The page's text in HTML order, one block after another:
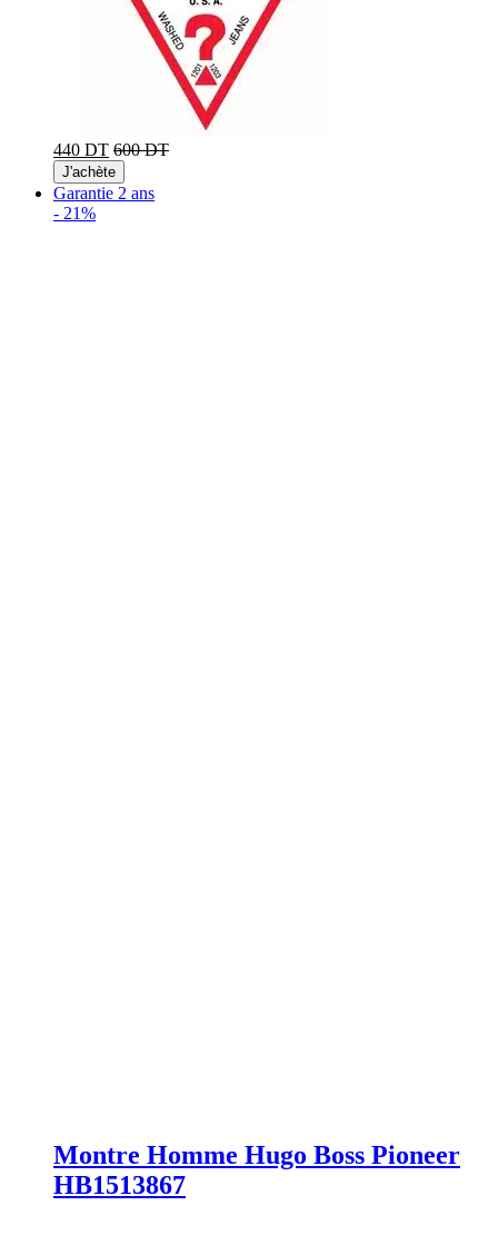
440 DT 600 DT
J'achète
Garantie 2 ans
- 21%
Montre Homme Hugo Boss Pioneer
HB1513867